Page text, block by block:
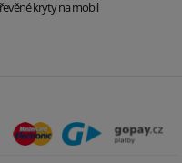
kryty na mobil